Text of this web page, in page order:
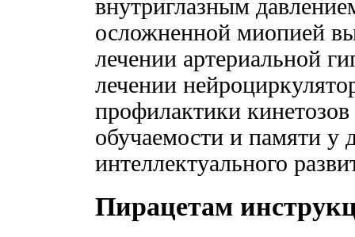
внутриглазным
осложненной миопией
лечении артериальной
лечении
профилактики
обучаемости и памяти у
интеллектуального
Пирацетам